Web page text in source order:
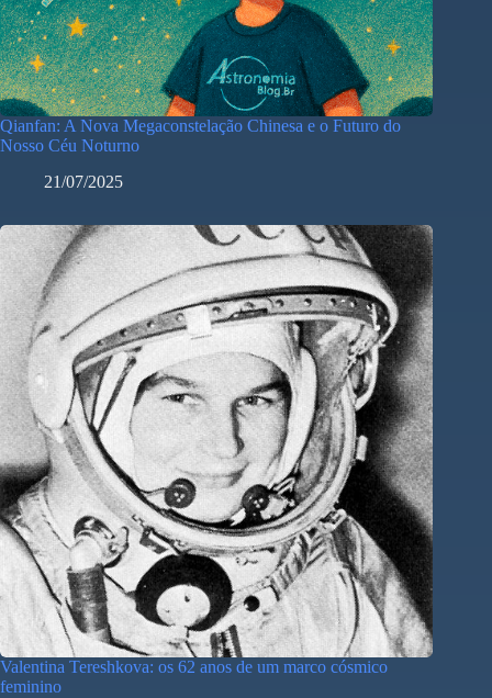
Qianfan: A Nova Megaconstelação Chinesa e o Futuro do
Nosso Céu Noturno
21/07/2025
Valentina Tereshkova: os 62 anos de um marco cósmico
feminino